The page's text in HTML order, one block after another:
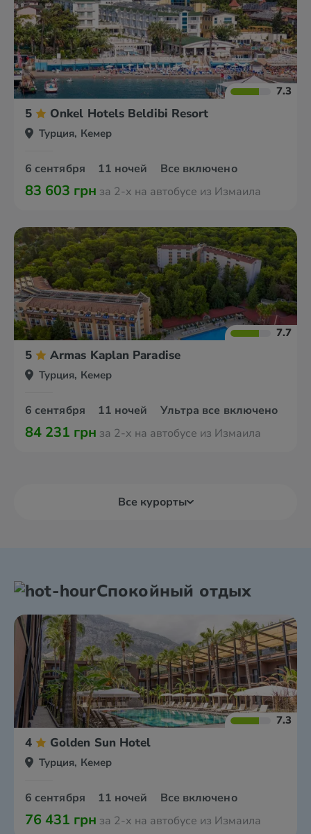
7.3
5 Onkel Hotels Beldibi Resort
Турция, Кемер
6 сентября 11 ночей Все включено
83 603 грн за 2-х на автобусе из Измаила
7.7
5 Armas Kaplan Paradise
Турция, Кемер
6 сентября 11 ночей Ультра все включено
84 231 грн за 2-х на автобусе из Измаила
Все курорты
Спокойный отдых
7.3
4 Golden Sun Hotel
Турция, Кемер
6 сентября 11 ночей Все включено
76 431 грн за 2-х на автобусе из Измаила